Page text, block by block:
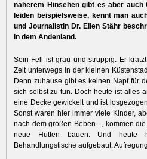
näherem Hinsehen gibt es aber
leiden beispielsweise, kennt man
und Journalistin Dr. Ellen Stähr
in dem Andenland.
Sein Fell ist grau und struppig. Er
Zeit unterwegs in der kleinen
Denn zuhause gibt es keinen Napf für
sich selbst zu tun. Doch heute ist alles
eine Decke gewickelt und ist
Sonst waren hier immer viele Kinder,
nach dem großen Beben –, kommen
neue Hütten bauen. Und heute
Behandlungstische aufgebaut.